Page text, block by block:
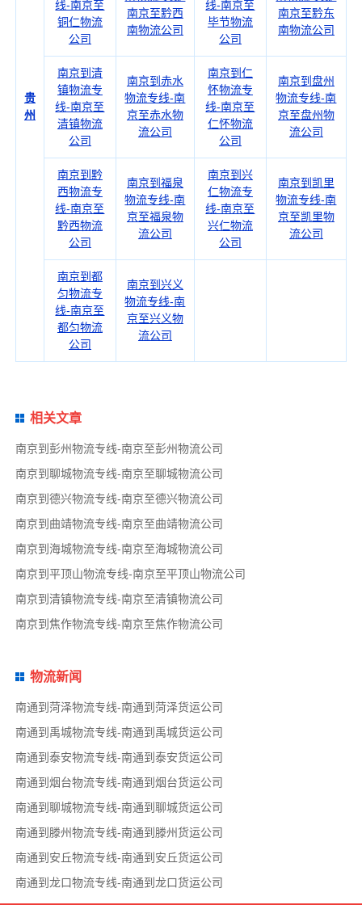
贵
州
线-南京至
铜仁物流
公司
南京至黔西
南物流公司
线-南京至
毕节物流
公司
南京至黔东
南物流公司
南京到清
镇物流专
线-南京至
清镇物流
公司
南京到赤水
物流专线-南
京至赤水物
流公司
南京到仁
怀物流专
线-南京至
仁怀物流
公司
南京到盘州
物流专线-南
京至盘州物
流公司
南京到黔
西物流专
线-南京至
黔西物流
公司
南京到福泉
物流专线-南
京至福泉物
流公司
南京到兴
仁物流专
线-南京至
兴仁物流
公司
南京到凯里
物流专线-南
京至凯里物
流公司
南京到都
匀物流专
线-南京至
都匀物流
公司
南京到兴义
物流专线-南
京至兴义物
流公司
相关文章
南京到彭州物流专线-南京至彭州物流公司
南京到聊城物流专线-南京至聊城物流公司
南京到德兴物流专线-南京至德兴物流公司
南京到曲靖物流专线-南京至曲靖物流公司
南京到海城物流专线-南京至海城物流公司
南京到平顶山物流专线-南京至平顶山物流公司
南京到清镇物流专线-南京至清镇物流公司
南京到焦作物流专线-南京至焦作物流公司
物流新闻
南通到菏泽物流专线-南通到菏泽货运公司
南通到禹城物流专线-南通到禹城货运公司
南通到泰安物流专线-南通到泰安货运公司
南通到烟台物流专线-南通到烟台货运公司
南通到聊城物流专线-南通到聊城货运公司
南通到滕州物流专线-南通到滕州货运公司
南通到安丘物流专线-南通到安丘货运公司
南通到龙口物流专线-南通到龙口货运公司